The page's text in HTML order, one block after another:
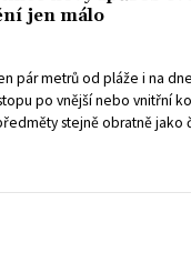
jen málo
pár metrů od pláže i na
po vnější nebo vnitřní
stejně obratně jako
dokonale se maskují a